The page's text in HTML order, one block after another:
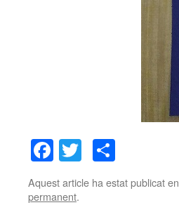
Facebook
Twitter
Aquest article ha estat publicat en
permanent.